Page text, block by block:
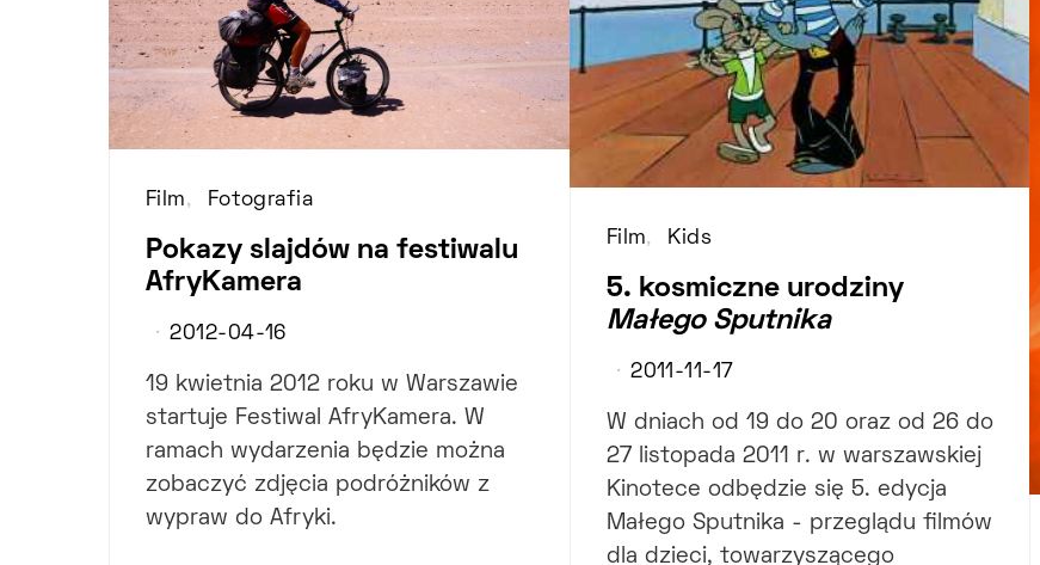
Film Fotografia
Pokazy slajdów na festiwalu
AfryKamera
2012-04-16
19 kwietnia 2012 roku w Warszawie
startuje Festiwal AfryKamera. W
ramach wydarzenia będzie można
zobaczyć zdjęcia podróżników z
wypraw do Afryki.
Film Kids
5. kosmiczne urodziny
Małego Sputnika
2011-11-17
W dniach od 19 do 20 oraz od 26 do
27 listopada 2011 r. w warszawskiej
Kinotece odbędzie się 5. edycja
Małego Sputnika - przeglądu filmów
dla dzieci, towarzyszącego